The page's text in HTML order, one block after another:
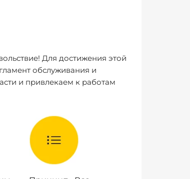
Для достижения этой
обслуживания и
и привлекаем к работам